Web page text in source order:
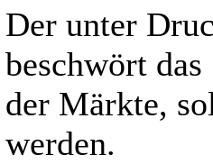
Der unter
beschwört
der Märkte,
werden.